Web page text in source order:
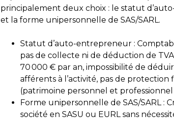
principalement deux choix : le statut
et la forme unipersonnelle de SAS/SARL.
Statut d’auto-entrepreneur :
pas de collecte ni de déduction de
70 000 € par an, impossibilité de
afférents à l’activité, pas de protection
(patrimoine personnel et
Forme unipersonnelle de SAS/SARL :
société en SASU ou EURL sans